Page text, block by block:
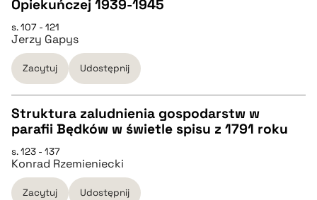
pobierz cytat
BIBTEX
pobierz cytat
Opiekuńczej 1939-1945
s. 107 - 121
Jerzy Gapys
Zacytuj Udostępnij
CZYSTY TEKST
pobierz cytat
Struktura zaludnienia gospodarstw w
parafii Będków w świetle spisu z 1791 roku
s. 123 - 137
Konrad Rzemieniecki
Zacytuj Udostępnij